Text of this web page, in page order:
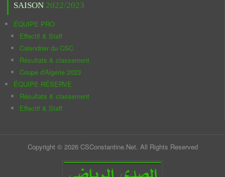
SAISON 2022/2023
ÉQUIPE PRO
Effectif & Staff
Calendrier du CSC
Résultats & classement
Coupe d'Algérie 2023
ÉQUIPE RÉSERVE
Résultats & classement
Effectif & Staff
Copyright © 2026 CSConstantine.Net. All Rights Reserved